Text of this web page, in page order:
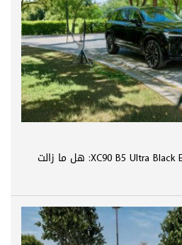
تجربة فولفو XC90 B5 Ultra Black Edition 2026: هل ما زالت